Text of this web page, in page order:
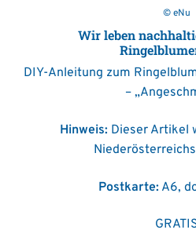
© eNu
Wir leben
DIY-Anleitung zum
–
Hinweis:Dieser Artikel
Postkarte: A6,